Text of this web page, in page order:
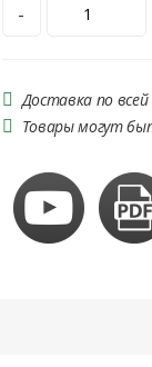
-
Доставка по
Товары могут